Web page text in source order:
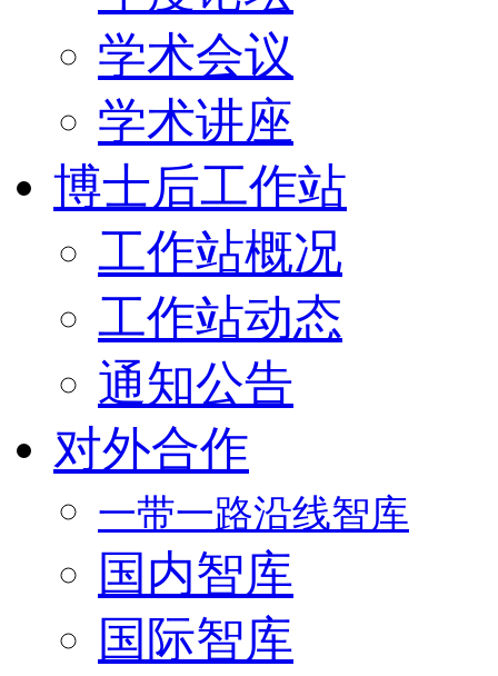
学术会议
学术讲座
博士后工作站
工作站概况
工作站动态
通知公告
对外合作
一带一路沿线智库
国内智库
国际智库